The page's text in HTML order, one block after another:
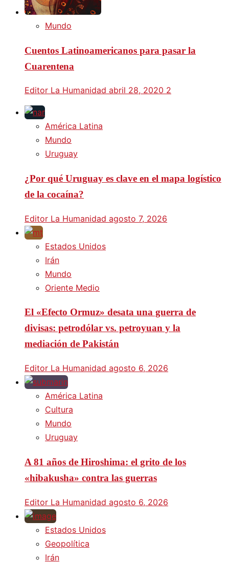
Mundo
Cuentos Latinoamericanos para pasar la
Cuarentena
Editor La Humanidad abril 28, 2020 2
América Latina
Mundo
Uruguay
¿Por qué Uruguay es clave en el mapa logístico
de la cocaína?
Editor La Humanidad agosto 7, 2026
Estados Unidos
Irán
Mundo
Oriente Medio
El «Efecto Ormuz» desata una guerra de
divisas: petrodólar vs. petroyuan y la
mediación de Pakistán
Editor La Humanidad agosto 6, 2026
América Latina
Cultura
Mundo
Uruguay
A 81 años de Hiroshima: el grito de los
«hibakusha» contra las guerras
Editor La Humanidad agosto 6, 2026
Estados Unidos
Geopolítica
Irán